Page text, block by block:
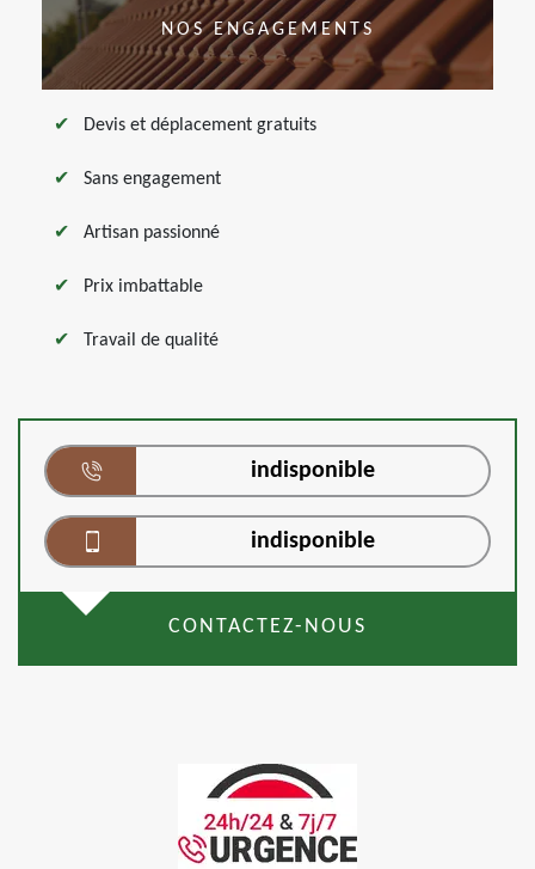
NOS ENGAGEMENTS
Devis et déplacement gratuits
Sans engagement
Artisan passionné
Prix imbattable
Travail de qualité
indisponible
indisponible
CONTACTEZ-NOUS